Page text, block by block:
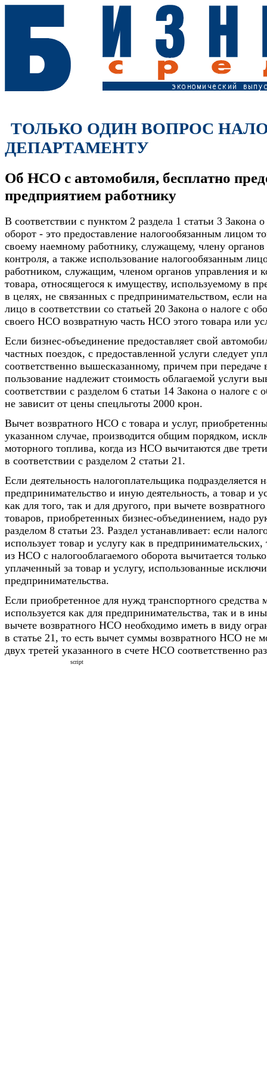
ТОЛЬКО ОДИН ВОПРОС
ДЕПАРТАМЕНТУ
Об НСО с автомобиля, бесплатно
предприятием работнику
В соответствии с пунктом 2 раздела 1 статьи 3 Закона
оборот - это предоставление налогообязанным лицом
своему наемному работнику, служащему, члену
контроля, а также использование налогообязанным
работником, служащим, членом органов управления и
товара, относящегося к имуществу, используемому в
в целях, не связанных с предпринимательством, если
лицо в соответствии со статьей 20 Закона о налоге с
своего НСО возвратную часть НСО этого товара или
Если бизнес-объединение предоставляет свой
частных поездок, с предоставленной услуги следует
соответственно вышесказанному, причем при передаче
пользование надлежит стоимость облагаемой услуги
соответствии с разделом 6 статьи 14 Закона о налоге
не зависит от цены спецльготы 2000 крон.
Вычет возвратного НСО с товара и услуг,
указанном случае, производится общим порядком,
моторного топлива, когда из НСО вычитаются две
в соответствии с разделом 2 статьи 21.
Если деятельность налогоплательщика подразделяется
предпринимательство и иную деятельность, а товар и
как для того, так и для другого, при вычете
товаров, приобретенных бизнес-объединением, надо
разделом 8 статьи 23. Раздел устанавливает: если
использует товар и услугу как в
из НСО с налогооблагаемого оборота вычитается
уплаченный за товар и услугу, использованные
предпринимательства.
Если приобретенное для нужд транспортного средства
используется как для предпринимательства, так и в
вычете возвратного НСО необходимо иметь в виду
в статье 21, то есть вычет суммы возвратного НСО не
двух третей указанного в счете НСО соответственно
script